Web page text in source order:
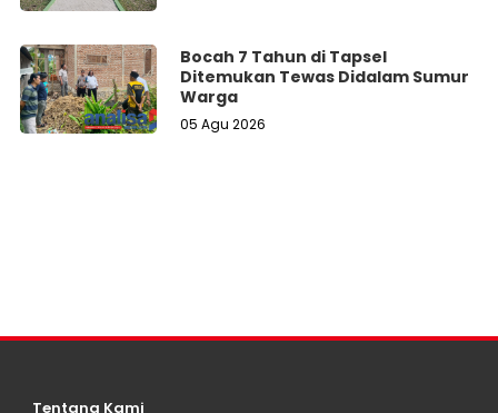
Bocah 7 Tahun di Tapsel
Ditemukan Tewas Didalam Sumur
Warga
05 Agu 2026
Tentang Kami